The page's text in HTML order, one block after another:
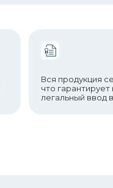
Вся продукция
что
легальный ввод